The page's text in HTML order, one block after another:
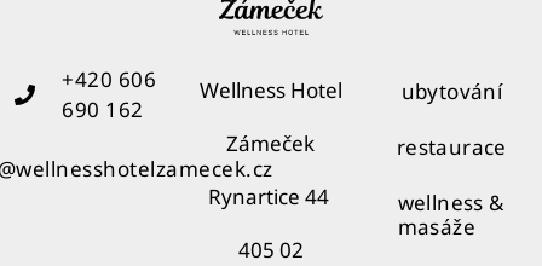
Wellness Hotel
Zámeček
Rynartice 44
405 02
ubytování
restaurace
wellness &
masáže
+420 606
690 162